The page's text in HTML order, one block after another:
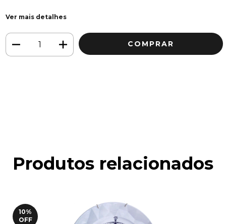
Ver mais detalhes
Produtos relacionados
10%
OFF